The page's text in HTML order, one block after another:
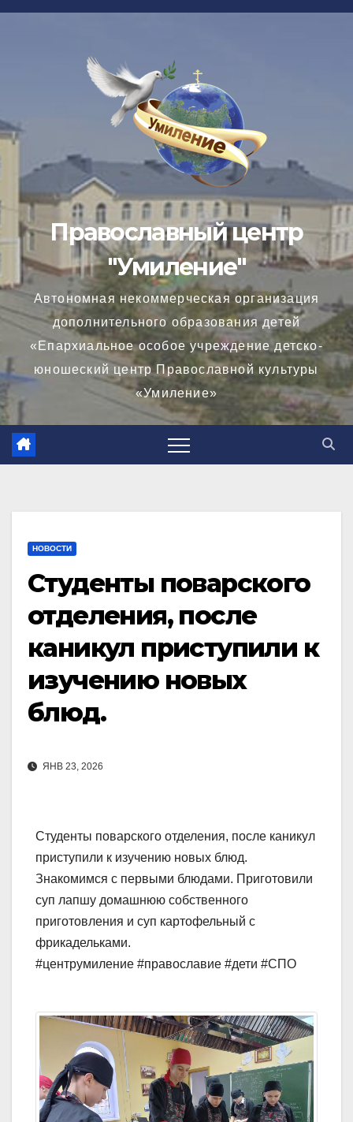
Перейти
Православный центр
"Умиление"
Автономная некоммерческая организация
дополнительного образования детей
«Епархиальное особое учреждение детско-
юношеский центр Православной культуры
«Умиление»
НОВОСТИ
Студенты поварского
отделения, после
каникул приступили к
изучению новых
блюд.
ЯНВ 23, 2026
Студенты поварского отделения, после каникул
приступили к изучению новых блюд.
Знакомимся с первыми блюдами. Приготовили
суп лапшу домашнюю собственного
приготовления и суп картофельный с
фрикадельками.
#центрумиление #православие #дети #СПО